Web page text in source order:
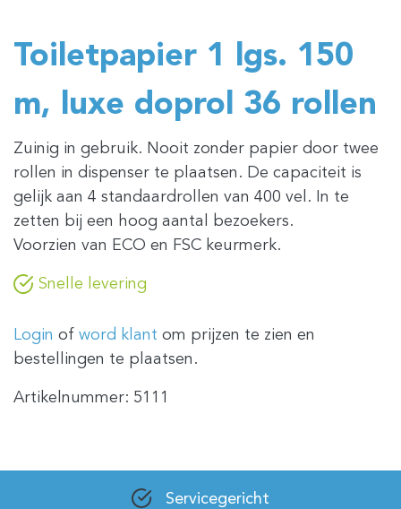
Toiletpapier 1 lgs. 150
m, luxe doprol 36 rollen
Zuinig in gebruik. Nooit zonder papier door twee
rollen in dispenser te plaatsen. De capaciteit is
gelijk aan 4 standaardrollen van 400 vel. In te
zetten bij een hoog aantal bezoekers.
Voorzien van ECO en FSC keurmerk.
Snelle levering
Login of word klant om prijzen te zien en
bestellingen te plaatsen.
Artikelnummer: 5111
Servicegericht